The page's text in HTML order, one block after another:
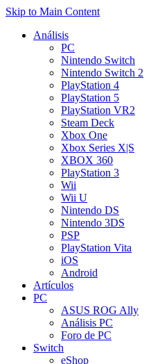
Skip to Main Content
Análisis
PC
Nintendo Switch
Nintendo Switch 2
PlayStation 4
PlayStation 5
PlayStation VR2
Steam Deck
Xbox One
Xbox Series X|S
XBOX 360
PlayStation 3
Wii
Wii U
Nintendo DS
Nintendo 3DS
PSP
PlayStation Vita
iOS
Android
Artículos
PC
ASUS ROG Ally
Análisis PC
Foro de PC
Switch
eShop